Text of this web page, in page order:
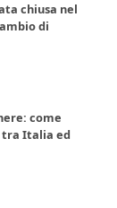
chiusa nel
di
come
Italia ed